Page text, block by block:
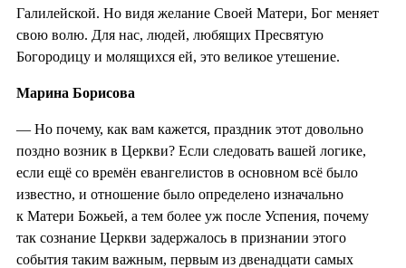
Галилейской. Но видя желание Своей Матери, Бог меняет
свою волю. Для нас, людей, любящих Пресвятую
Богородицу и молящихся ей, это великое утешение.
Марина Борисова
— Но почему, как вам кажется, праздник этот довольно
поздно возник в Церкви? Если следовать вашей логике,
если ещё со времён евангелистов в основном всё было
известно, и отношение было определено изначально
к Матери Божьей, а тем более уж после Успения, почему
так сознание Церкви задержалось в признании этого
события таким важным, первым из двенадцати самых